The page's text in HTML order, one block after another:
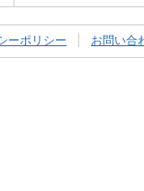
ーポリシー お問い合